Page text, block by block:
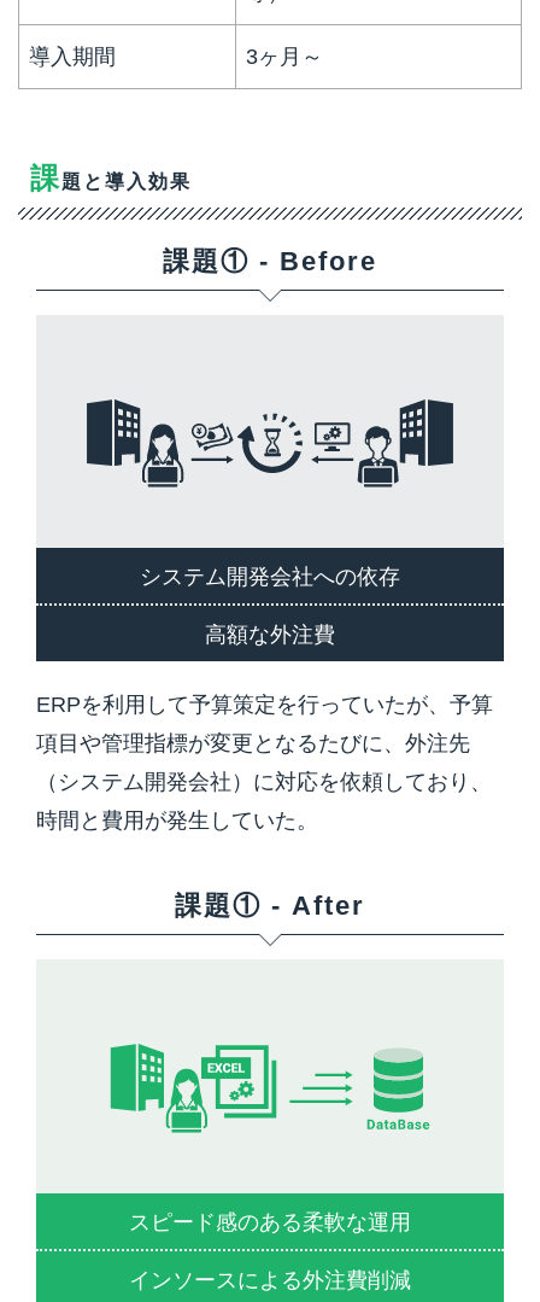
導入期間 3ヶ月～
課題と導入効果
課題① - Before
システム開発会社への依存
高額な外注費
ERPを利用して予算策定を行っていたが、予算
項目や管理指標が変更となるたびに、外注先
（システム開発会社）に対応を依頼しており、
時間と費用が発生していた。
課題① - After
スピード感のある柔軟な運用
インソースによる外注費削減